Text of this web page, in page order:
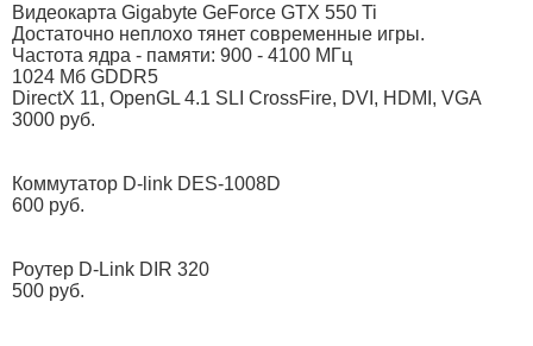
Видеокарта Gigabyte GeForce GTX 550 Ti
Достаточно неплохо тянет современные игры.
Частота ядра - памяти: 900 - 4100 МГц
1024 Мб GDDR5
DirectX 11, OpenGL 4.1 SLI CrossFire, DVI, HDMI, VGA
3000 руб.
Коммутатор D-link DES-1008D
600 руб.
Роутер D-Link DIR 320
500 руб.